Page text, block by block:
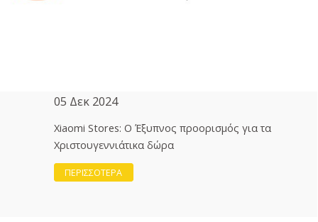
05 Δεκ 2024
Xiaomi Stores: Ο Έξυπνος προορισμός για τα
Χριστουγεννιάτικα δώρα
ΠΕΡΙΣΣΟΤΕΡΑ